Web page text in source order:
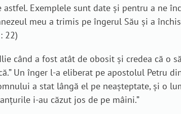
Exemplele sunt date și pentru a ne
meu a trimis pe îngerul Său şi a
22)
când a fost atât de obosit și credea că o
Un înger l-a eliberat pe apostolul Petru
a stat lângă el pe neaşteptate, şi o
i-au căzut jos de pe mâini.”